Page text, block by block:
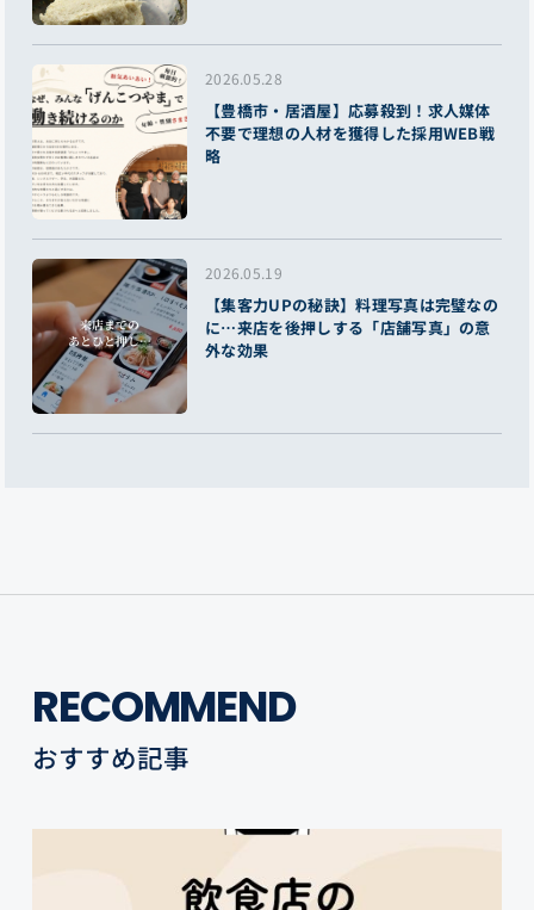
2026.05.28
【豊橋市・居酒屋】応募殺到！求人媒体
不要で理想の人材を獲得した採用WEB戦
略
2026.05.19
【集客力UPの秘訣】料理写真は完璧なの
に…来店を後押しする「店舗写真」の意
外な効果
RECOMMEND
おすすめ記事